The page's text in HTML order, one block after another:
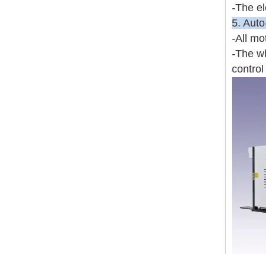
-The
5.
-All
-The